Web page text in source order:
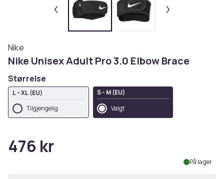
Nike
Nike Unisex Adult Pro 3.0 Elbow Brace
Størrelse
L - XL (EU)
Tilgjengelig
S - M (EU)
Valgt
476 kr
På lager